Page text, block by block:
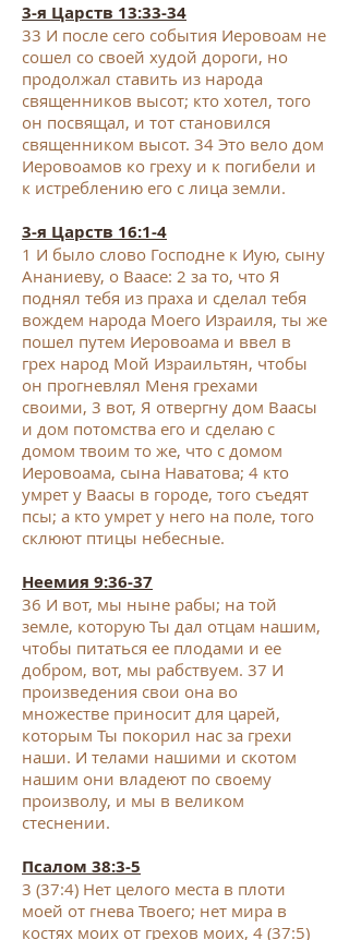
3-я Царств 13:33-34
33 И после сего события Иеровоам не
сошел со своей худой дороги, но
продолжал ставить из народа
священников высот; кто хотел, того
он посвящал, и тот становился
священником высот. 34 Это вело дом
Иеровоамов ко греху и к погибели и
к истреблению его с лица земли.
3-я Царств 16:1-4
1 И было слово Господне к Иую, сыну
Ананиеву, о Ваасе: 2 за то, что Я
поднял тебя из праха и сделал тебя
вождем народа Моего Израиля, ты же
пошел путем Иеровоама и ввел в
грех народ Мой Израильтян, чтобы
он прогневлял Меня грехами
своими, 3 вот, Я отвергну дом Ваасы
и дом потомства его и сделаю с
домом твоим то же, что с домом
Иеровоама, сына Наватова; 4 кто
умрет у Ваасы в городе, того съедят
псы; а кто умрет у него на поле, того
склюют птицы небесные.
Неемия 9:36-37
36 И вот, мы ныне рабы; на той
земле, которую Ты дал отцам нашим,
чтобы питаться ее плодами и ее
добром, вот, мы рабствуем. 37 И
произведения свои она во
множестве приносит для царей,
которым Ты покорил нас за грехи
наши. И телами нашими и скотом
нашим они владеют по своему
произволу, и мы в великом
стеснении.
Псалом 38:3-5
3 (37:4) Нет целого места в плоти
моей от гнева Твоего; нет мира в
костях моих от грехов моих, 4 (37:5)